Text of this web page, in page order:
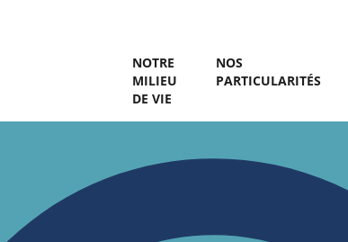
NOTRE
MILIEU
DE VIE
NOS
PARTICULARITÉS